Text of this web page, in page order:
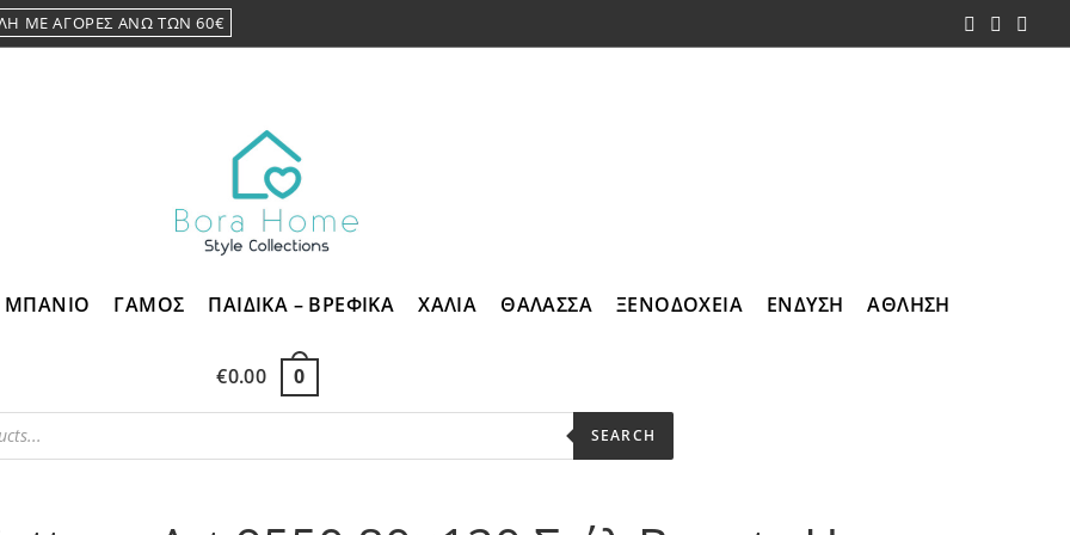
ΜΕ ΑΓΟΡΕΣ ΑΝΩ ΤΩΝ 60€
ΜΠΑΝΙΟ ΓΑΜΟΣ ΠΑΙΔΙΚΑ – ΒΡΕΦΙΚΑ ΧΑΛΙΑ ΘΑΛΑΣΣΑ ΞΕΝΟΔΟΧΕΙΑ ΕΝΔΥΣΗ ΑΘΛΗΣΗ
€0.00 0
SEARCH